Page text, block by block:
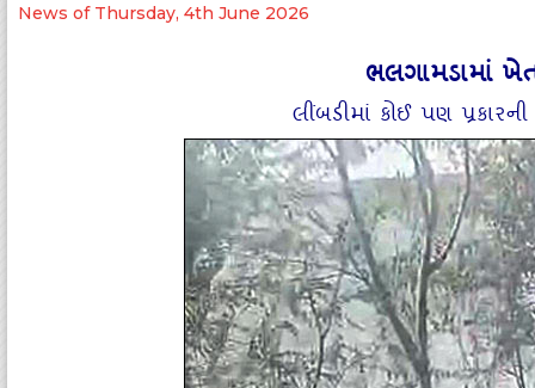
News of Thursday, 4th June 2026
ભલગામડામાં
લીંબડીમાં કોઈ પણ